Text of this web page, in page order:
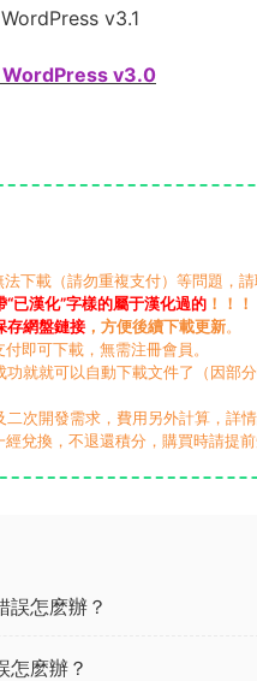
v3.1
v3.0
下載（請勿重複支付）等問題
已漢化”字樣的屬于漢化過的 ！！！
存網盤鏈接 ，方便後續下載更新。
即可下載，無需注冊會員。
就就可以自動下載文件了（因部
次開發需求，費用另外計算，詳情
兌換，不退還積分，購買時請提前
誤怎麽辦？
怎麽辦？